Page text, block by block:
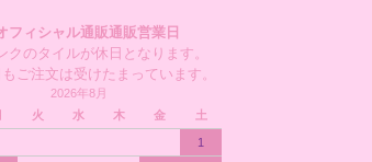
フィシャル通販通販営業日
クのタイルが休日となります。
ご注文は受けたまっています。
2026年8月
火 水 木 金 土
1